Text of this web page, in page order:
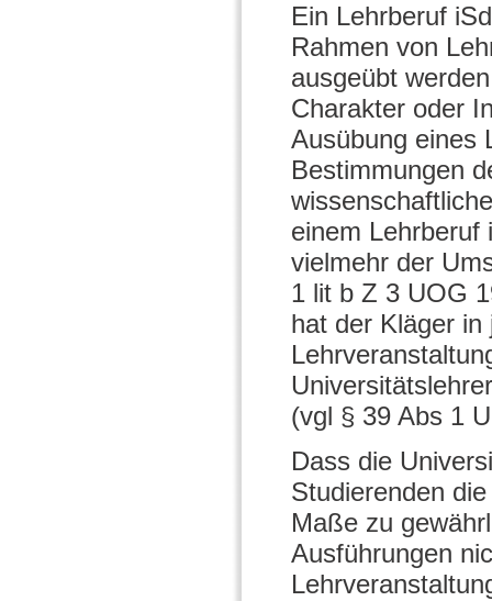
Ein Lehrberuf
Rahmen von
ausgeübt
Charakter oder
Ausübung eines
Bestimmungen
einem
vielmehr der
1 lit b Z 3 UOG
hat der Kläger
(vgl § 39 Abs 1
Dass die
Studierenden
Maße zu
Ausführungen